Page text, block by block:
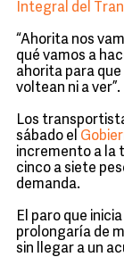
Integral del
“Ahorita nos
qué vamos a
ahorita para que
voltean ni a ver”.
Los
sábado el
incremento a la
cinco a siete
demanda.
El paro que
prolongaría de
sin llegar a un